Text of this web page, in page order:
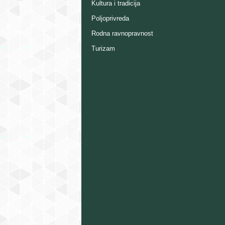
Kultura i tradicija
Poljoprivreda
Rodna ravnopravnost
Turizam